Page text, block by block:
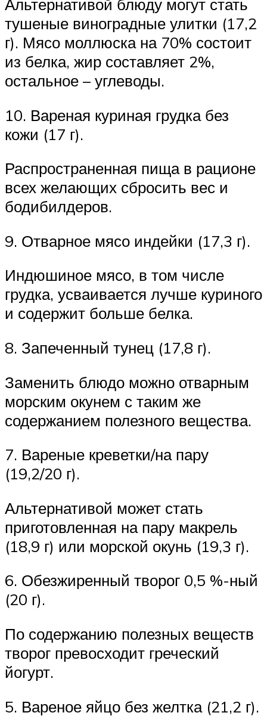
Альтернативой блюду могут стать
тушеные виноградные улитки (17,2
г). Мясо моллюска на 70% состоит
из белка, жир составляет 2%,
остальное – углеводы.
10. Вареная куриная грудка без
кожи (17 г).
Распространенная пища в рационе
всех желающих сбросить вес и
бодибилдеров.
9. Отварное мясо индейки (17,3 г).
Индюшиное мясо, в том числе
грудка, усваивается лучше куриного
и содержит больше белка.
8. Запеченный тунец (17,8 г).
Заменить блюдо можно отварным
морским окунем с таким же
содержанием полезного вещества.
7. Вареные креветки/на пару
(19,2/20 г).
Альтернативой может стать
приготовленная на пару макрель
(18,9 г) или морской окунь (19,3 г).
6. Обезжиренный творог 0,5 %-ный
(20 г).
По содержанию полезных веществ
творог превосходит греческий
йогурт.
5. Вареное яйцо без желтка (21,2 г).